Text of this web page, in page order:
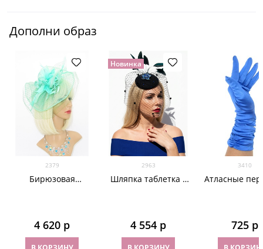
Дополни образ
2379
Бирюзовая
4 620 р
Новинка
2963
Шляпка таблетка с
4 554 р
3410
Атласные
725 р